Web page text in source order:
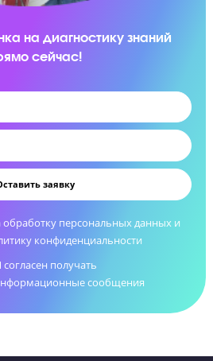
результатов экзамена
ученика